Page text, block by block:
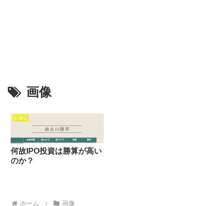
画像
4.IPO
何故IPO投資は勝算が高い
のか？
ホーム 画像